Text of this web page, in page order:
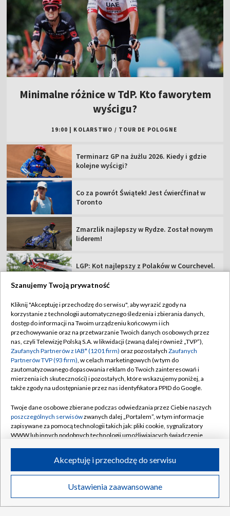
Transmisje Wideo
Minimalne różnice w TdP. Kto faworytem
wyścigu?
19:00 | KOLARSTWO / TOUR DE POLOGNE
Terminarz GP na żużlu 2026. Kiedy i gdzie
kolejne wyścigi?
Co za powrót Świątek! Jest ćwierćfinał w
Toronto
Zmarzlik najlepszy w Rydze. Został nowym
liderem!
LGP: Kot najlepszy z Polaków w Courchevel.
Wygrana Austriaka
Zawisza Bydgoszcz – Resovia. Betclic 2 Liga
[SKRÓT]
Kiedy konkursy Letniego GP w skokach?
Sprawdź terminarz
TVP
Abonament TVP
Sklep TVP
Telegazeta ogłoszenia
Emisja w TVP
Regulamin TVP
Polityka prywatności
Kontakt
Szanujemy Twoją prywatność
Kliknij "Akceptuję i przechodzę do serwisu", aby wyrazić zgody na
korzystanie z technologii automatycznego śledzenia i zbierania danych,
dostęp do informacji na Twoim urządzeniu końcowym i ich
przechowywanie oraz na przetwarzanie Twoich danych osobowych przez
nas, czyli Telewizję Polską S.A. w likwidacji (zwaną dalej również „TVP”),
Zaufanych Partnerów z IAB* (1201 firm) oraz pozostałych Zaufanych
Partnerów TVP (93 firm), w celach marketingowych (w tym do
zautomatyzowanego dopasowania reklam do Twoich zainteresowań i
mierzenia ich skuteczności) i pozostałych, które wskazujemy poniżej, a
także zgody na udostępnianie przez nas identyfikatora PPID do Google.
Twoje dane osobowe zbierane podczas odwiedzania przez Ciebie naszych
poszczególnych serwisówzwanych dalej „Portalem”, w tym informacje
zapisywane za pomocą technologii takich jak: pliki cookie, sygnalizatory
WWW lub innych podobnych technologii umożliwiających świadczenie
ruchu w Internecie.
Twoje dane osobowe zbierane podczas odwiedzania przez Ciebie
poszczególnych serwisówna Portalu, takie jak adresy IP, identyfikatory
Ustawienia zaawansowane
Akceptuję i przechodzę do serwisu